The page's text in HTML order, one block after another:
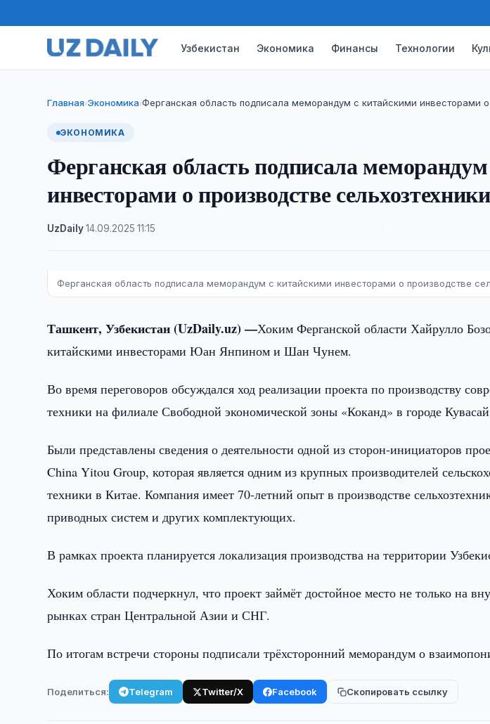
Узбекистан Экономика Финансы Технологии
Главная›Экономика›Ферганская область подписала меморандум с китайскими инвесторами
ЭКОНОМИКА
Ферганская область подписала
инвесторами о производстве сельхозтехники
UzDaily·14.09.2025 ·11:15
Ферганская область подписала меморандум с китайскими инвесторами о производстве
Ташкент, Узбекистан (UzDaily.uz) —Хоким Ферганской области Хайрулло
китайскими инвесторами Юан Янпином и Шан Чунем.
Во время переговоров обсуждался ход реализации проекта по производству
техники на филиале Свободной экономической зоны «Коканд» в городе
Были представлены сведения о деятельности одной из сторон-инициаторов
China Yitou Group, которая является одним из крупных производителей
техники в Китае. Компания имеет 70-летний опыт в производстве
приводных систем и других комплектующих.
В рамках проекта планируется локализация производства на территории
Хоким области подчеркнул, что проект займёт достойное место не только на
рынках стран Центральной Азии и СНГ.
По итогам встречи стороны подписали трёхсторонний меморандум о
Поделиться: Telegram Twitter/X Facebook Скопировать ссылку